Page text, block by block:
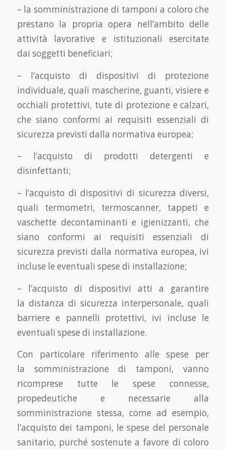
– la somministrazione di tamponi a coloro che
prestano la propria opera nell’ambito delle
attività lavorative e istituzionali esercitate
dai soggetti beneficiari;
– l’acquisto di dispositivi di protezione
individuale, quali mascherine, guanti, visiere e
occhiali protettivi, tute di protezione e calzari,
che siano conformi ai requisiti essenziali di
sicurezza previsti dalla normativa europea;
– l’acquisto di prodotti detergenti e
disinfettanti;
– l’acquisto di dispositivi di sicurezza diversi,
quali termometri, termoscanner, tappeti e
vaschette decontaminanti e igienizzanti, che
siano conformi ai requisiti essenziali di
sicurezza previsti dalla normativa europea, ivi
incluse le eventuali spese di installazione;
– l’acquisto di dispositivi atti a garantire
la distanza di sicurezza interpersonale, quali
barriere e pannelli protettivi, ivi incluse le
eventuali spese di installazione.
Con particolare riferimento alle spese per
la somministrazione di tamponi, vanno
ricomprese tutte le spese connesse,
propedeutiche e necessarie alla
somministrazione stessa, come ad esempio,
l’acquisto dei tamponi, le spese del personale
sanitario, purché sostenute a favore di coloro